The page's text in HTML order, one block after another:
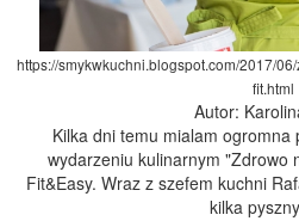
https://smykwkuchni.blogspot.com/2017/
fit.html
Autor:
Kilka dni temu mialam
wydarzeniu kulinarnym "Zdrowo
Fit&Easy. Wraz z szefem kuchni
kilka